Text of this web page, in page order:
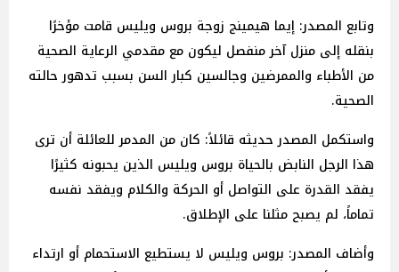
وتابع المصدر: إيما هيمينج زوجة بروس ويليس قامت مؤخرًا
بنقله إلى منزل آخر منفصل ليكون مع مقدمي الرعاية الصحية
من الأطباء والممرضين وجالسين كبار السن بسبب تدهور حالته
الصحية.
واستكمل المصدر حديثه قائلاً: كان من المدمر للعائلة أن ترى
هذا الرجل النابض بالحياة بروس ويليس الذين يحبونه كثيرًا
يفقد القدرة على التواصل أو الحركة والكلام ويفقد نفسه
تماماً، لم يصبح مثلنا على الإطلاق.
وأضاف المصدر: بروس ويليس لا يستطيع الاستحمام أو ارتداء